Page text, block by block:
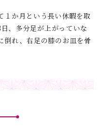
１か月という長い休暇を取
、多分足が上がっていな
倒れ、右足の膝のお皿を骨